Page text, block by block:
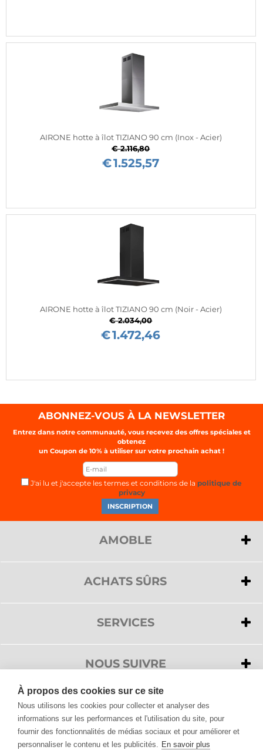
AIRONE hotte à îlot TIZIANO 90 cm (Inox - Acier)
€ 2.116,80
€1.525,57
AIRONE hotte à îlot TIZIANO 90 cm (Noir - Acier)
€ 2.034,00
€1.472,46
ABONNEZ-VOUS À LA NEWSLETTER
Entrez dans notre communauté, vous recevez des offres spéciales et
obtenez
un Coupon de 10% à utiliser sur votre prochain achat !
J'ai lu et j'accepte les termes et conditions de la politique de
privacy
AMOBLE
>Privacy
ACHATS SÛRS
>Livraison
SERVICES
>Demander un devis
>Accessibilité
NOUS SUIVRE
Tous les produits de Design, vous les trouvez sur Amoble.fr
À propos des cookies sur ce site
Nous utilisons les cookies pour collecter et analyser des
informations sur les performances et l'utilisation du site, pour
fournir des fonctionnalités de médias sociaux et pour améliorer et
personnaliser le contenu et les publicités. En savoir plus